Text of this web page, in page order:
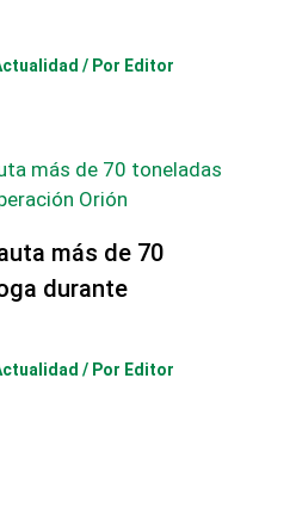
/ Por Editor
más de 70
durante
/ Por Editor